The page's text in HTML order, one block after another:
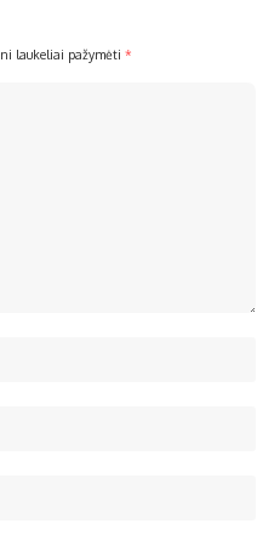
laukeliai pažymėti *